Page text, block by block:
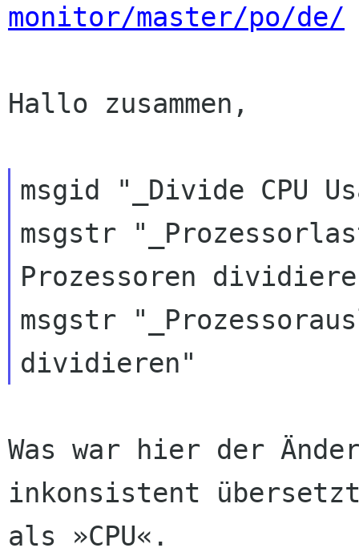
monitor/master/po/de/
Hallo zusammen,
msgid "_Divide CPU
msgstr
Prozessoren
msgstr
Was war hier der
inkonsistent
als »CPU«.